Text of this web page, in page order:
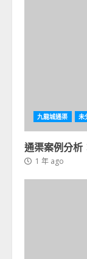
九龍城通渠 未
通渠案例分析
1 年 ago